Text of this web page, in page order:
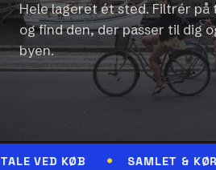
Hele lageret ét sted. Filtrér på
og find den, der passer til dig
byen.
SAMLET & KØREKLAR